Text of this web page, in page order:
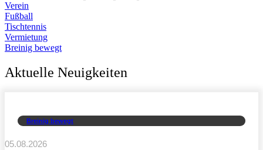
Verein
Fußball
Tischtennis
Vermietung
Breinig bewegt
Aktuelle Neuigkeiten
Breinig bewegt
05.08.2026